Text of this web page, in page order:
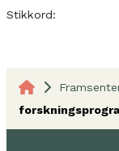
Stikkord: